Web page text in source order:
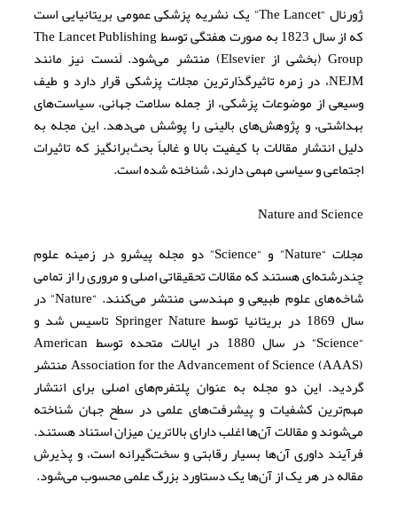
ژورنال “The Lancet” یک نشریه پزشکی عمومی بریتانیایی است
که از سال 1823 به صورت هفتگی توسط The Lancet Publishing
Group (بخشی از Elsevier) منتشر می‌شود. لَنست نیز مانند
NEJM، در زمره تاثیرگذارترین مجلات پزشکی قرار دارد و طیف
وسیعی از موضوعات پزشکی، از جمله سلامت جهانی، سیاست‌های
بهداشتی، و پژوهش‌های بالینی را پوشش می‌دهد. این مجله به
دلیل انتشار مقالات با کیفیت بالا و غالباً بحث‌برانگیز که تاثیرات
اجتماعی و سیاسی مهمی دارند، شناخته شده است.
Nature and Science
مجلات “Nature” و “Science” دو مجله پیشرو در زمینه علوم
چندرشته‌ای هستند که مقالات تحقیقاتی اصلی و مروری را از تمامی
شاخه‌های علوم طبیعی و مهندسی منتشر می‌کنند. “Nature” در
سال 1869 در بریتانیا توسط Springer Nature تاسیس شد و
“Science” در سال 1880 در ایالات متحده توسط American
Association for the Advancement of Science (AAAS) منتشر
گردید. این دو مجله به عنوان پلتفرم‌های اصلی برای انتشار
مهم‌ترین کشفیات و پیشرفت‌های علمی در سطح جهان شناخته
می‌شوند و مقالات آن‌ها اغلب دارای بالاترین میزان استناد هستند.
فرآیند داوری آن‌ها بسیار رقابتی و سخت‌گیرانه است، و پذیرش
مقاله در هر یک از آن‌ها یک دستاورد بزرگ علمی محسوب می‌شود.